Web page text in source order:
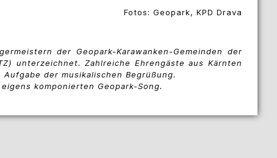
Fotos: Geopark, KPD Drava
der Geopark-Karawanken-Gemeinden der
unterzeichnet. Zahlreiche Ehrengäste aus Kärnten
der musikalischen Begrüßung.
komponierten Geopark-Song.